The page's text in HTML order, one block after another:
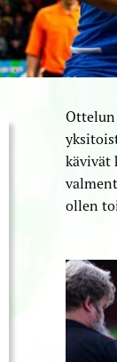
Ottelun
kävivät
ollen